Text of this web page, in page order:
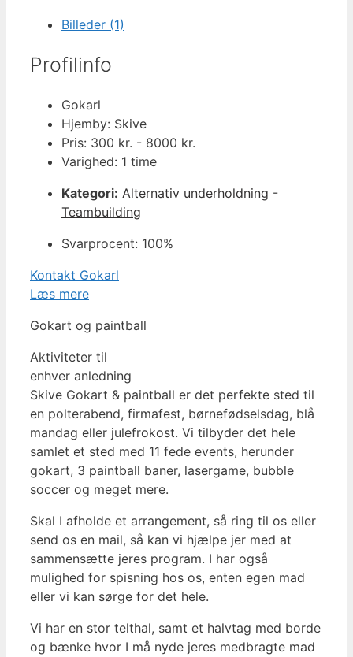
Billeder (1)
Profilinfo
Gokarl
Hjemby: Skive
Pris: 300 kr. - 8000 kr.
Varighed: 1 time
Kategori: Alternativ underholdning -
Teambuilding
Svarprocent: 100%
Kontakt Gokarl
Læs mere
Gokart og paintball
Aktiviteter til
enhver anledning
Skive Gokart & paintball er det perfekte sted til
en polterabend, firmafest, børnefødselsdag, blå
mandag eller julefrokost. Vi tilbyder det hele
samlet et sted med 11 fede events, herunder
gokart, 3 paintball baner, lasergame, bubble
soccer og meget mere.
Skal I afholde et arrangement, så ring til os eller
send os en mail, så kan vi hjælpe jer med at
sammensætte jeres program. I har også
mulighed for spisning hos os, enten egen mad
eller vi kan sørge for det hele.
Vi har en stor telthal, samt et halvtag med borde
og bænke hvor I må nyde jeres medbragte mad